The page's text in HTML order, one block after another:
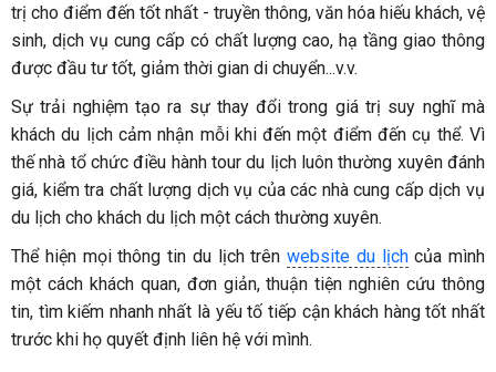
trị cho điểm đến tốt nhất - truyền thông, văn hóa hiếu khách, vệ
sinh, dịch vụ cung cấp có chất lượng cao, hạ tầng giao thông
được đầu tư tốt, giảm thời gian di chuyển...v.v.
Sự trải nghiệm tạo ra sự thay đổi trong giá trị suy nghĩ mà
khách du lịch cảm nhận mỗi khi đến một điểm đến cụ thể. Vì
thế nhà tổ chức điều hành tour du lịch luôn thường xuyên đánh
giá, kiểm tra chất lượng dịch vụ của các nhà cung cấp dịch vụ
du lịch cho khách du lịch một cách thường xuyên.
Thể hiện mọi thông tin du lịch trên website du lịchcủa mình
một cách khách quan, đơn giản, thuận tiện nghiên cứu thông
tin, tìm kiếm nhanh nhất là yếu tố tiếp cận khách hàng tốt nhất
trước khi họ quyết định liên hệ với mình.